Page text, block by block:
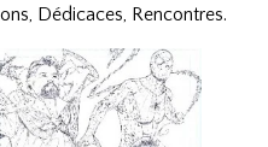
Dédicaces, Rencontres.